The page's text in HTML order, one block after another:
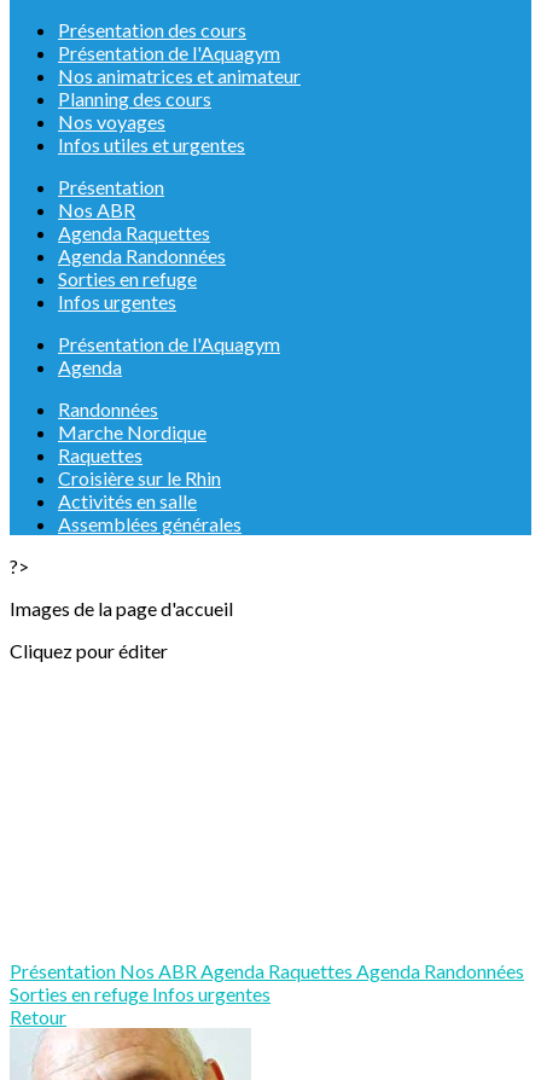
Présentation des cours
Présentation de l'Aquagym
Nos animatrices et animateur
Planning des cours
Nos voyages
Infos utiles et urgentes
Présentation
Nos ABR
Agenda Raquettes
Agenda Randonnées
Sorties en refuge
Infos urgentes
Présentation de l'Aquagym
Agenda
Randonnées
Marche Nordique
Raquettes
Croisière sur le Rhin
Activités en salle
Assemblées générales
?>
Images de la page d'accueil
Cliquez pour éditer
Présentation Nos ABRAgenda Raquettes Agenda Randonnées
Sorties en refuge Infos urgentes
Retour